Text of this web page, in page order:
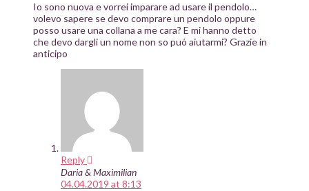
Io sono nuova e vorrei imparare ad usare il pendolo…
volevo sapere se devo comprare un pendolo oppure
posso usare una collana a me cara? E mi hanno detto
che devo dargli un nome non so puó aiutarmi? Grazie in
anticipo
Reply
Daria & Maximilian
04.04.2019 at 8:13